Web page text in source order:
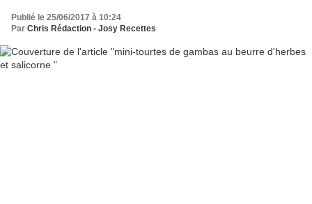
Publié le 25/06/2017 à 10:24
Par Chris Rédaction - Josy Recettes